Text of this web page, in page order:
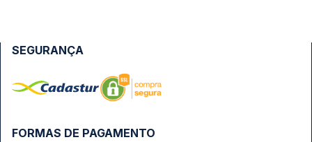
FORMAS DE PAGAMENTO
SEGURANÇA